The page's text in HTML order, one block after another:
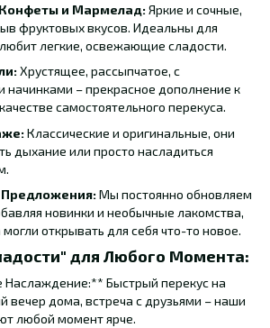
и Мармелад:Яркие и сочные,
фруктовых вкусов. Идеальны для
любит легкие, освежающие сладости.
Хрустящее, рассыпчатое, с
начинками – прекрасное дополнение к
самостоятельного перекуса.
Классические и оригинальные, они
дыхание или просто насладиться
Мы постоянно обновляем
новинки и необычные лакомства,
открывать для себя что-то новое.
для Любого Момента:
Быстрый перекус на
вечер дома, встреча с друзьями – наши
любой момент ярче.